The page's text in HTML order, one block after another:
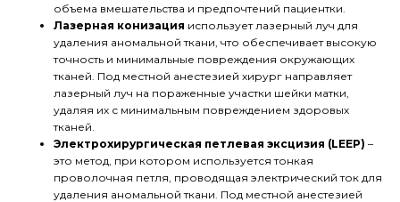
объема вмешательства и предпочтений пациентки.
Лазерная конизация использует лазерный луч для
удаления аномальной ткани, что обеспечивает высокую
точность и минимальные повреждения окружающих
тканей. Под местной анестезией хирург направляет
лазерный луч на пораженные участки шейки матки,
удаляя их с минимальным повреждением здоровых
тканей.
Электрохирургическая петлевая эксцизия (LEEP) –
это метод, при котором используется тонкая
проволочная петля, проводящая электрический ток для
удаления аномальной ткани. Под местной анестезией